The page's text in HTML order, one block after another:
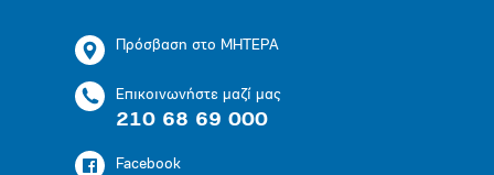
Πρόσβαση στο ΜΗΤΕΡΑ
Επικοινωνήστε μαζί μας
210 68 69 000
Facebook